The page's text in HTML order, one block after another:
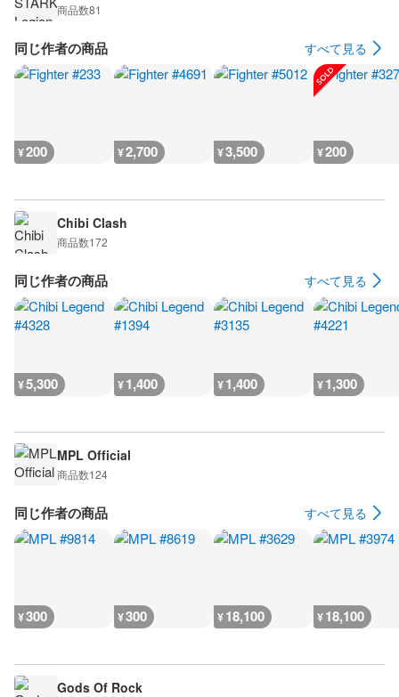
商品数81
同じ作者の商品 すべて見る
¥200 ¥2,700 ¥3,500 ¥200
Chibi Clash
商品数172
同じ作者の商品 すべて見る
¥5,300 ¥1,400 ¥1,400 ¥1,300
MPL Official
商品数124
同じ作者の商品 すべて見る
¥300 ¥300 ¥18,100 ¥18,100
Gods Of Rock